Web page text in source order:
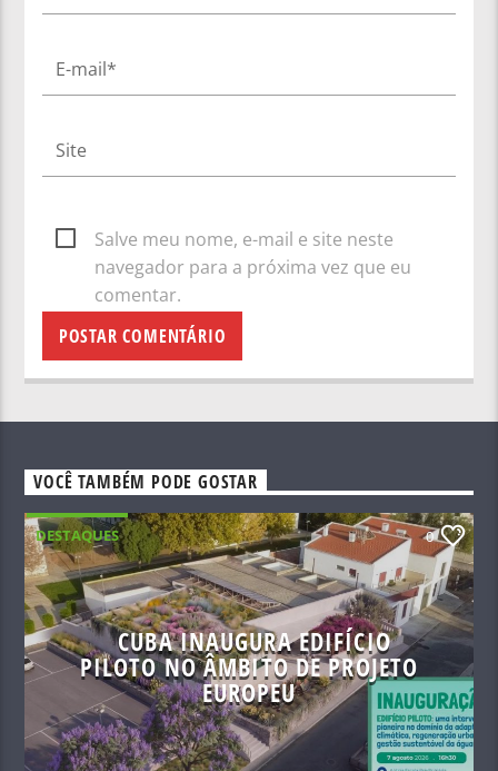
Salve meu nome, e-mail e site neste
navegador para a próxima vez que eu
comentar.
VOCÊ TAMBÉM PODE GOSTAR
DESTAQUES 0
CUBA INAUGURA EDIFÍCIO
PILOTO NO ÂMBITO DE PROJETO
EUROPEU